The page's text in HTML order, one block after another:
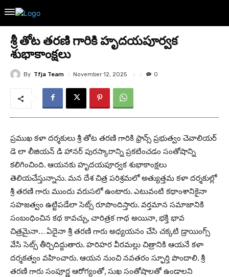
శ్రీ తోట తరణి గారికి హృదయపూర్వక
శుభాకాంక్షలు
By Tfja Team November 12, 2025 0
ప్రముఖ కళా దర్శకులు శ్రీ తోట తరణి గారికి ఫ్రాన్స్ ప్రభుత్వం చెవాలియర్‌
డె లా లీజియన్‌ డి హానర్ పురస్కారాన్ని ప్రకటించడం సంతోషాన్ని
కలిగించింది. ఆయనకు హృదయపూర్వక శుభాకాంక్షలు
తెలియచేస్తున్నాను. మన దేశ చిత్ర పరిశ్రమలో అత్యుత్తమ కళా దర్శకుల్లో
శ్రీ తరణి గారు ముందు వరుసలో ఉంటారు. ఎటువంటి కథాంశానికైనా
సహజత్వం ఉట్టిపడేలా సెట్స్ రూపొందిస్తారు. వర్తమాన సమాజానికి
సంబంధించిన కథ కావచ్చు, చారిత్రక గాథ అయినా, భక్తి భావ
చిత్రమైనా… ఏదైనా శ్రీ తరణి గారు అధ్యయనం చేసి చక్కటి డ్రాయింగ్స్
వేసి సెట్స్ తీర్చిదిద్దుతారు. హరిహర వీరమల్లు చిత్రానికి ఆయనే కళా
దర్శకత్వం వహించారు. ఆయన నుంచి నవతరం స్ఫూర్తి పొందాలి. శ్రీ
తరణి గారు సంపూర్ణ ఆరోగ్యంతో, సుఖ సంతోషాలతో ఉండాలని